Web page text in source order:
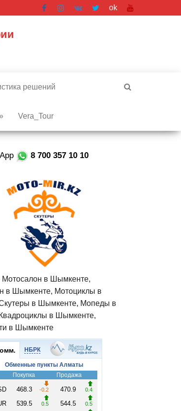
ok
решений
Vera_Tour
8 700 357 10 10
Мотосалон в Шымкенте,
в Шымкенте, Мотоциклы в
в Шымкенте, Мопеды в
в Шымкенте,
в Шымкенте